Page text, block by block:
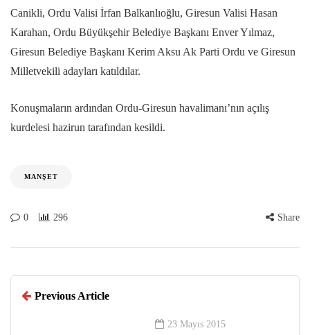
Canikli, Ordu Valisi İrfan Balkanlıoğlu, Giresun Valisi Hasan
Karahan, Ordu Büyükşehir Belediye Başkanı Enver Yılmaz,
Giresun Belediye Başkanı Kerim Aksu Ak Parti Ordu ve Giresun
Milletvekili adayları katıldılar.
Konuşmaların ardından Ordu-Giresun havalimanı’nın açılış
kurdelesi hazirun tarafından kesildi.
MANŞET
0 296 Share
Previous Article
23 Mayıs 2015